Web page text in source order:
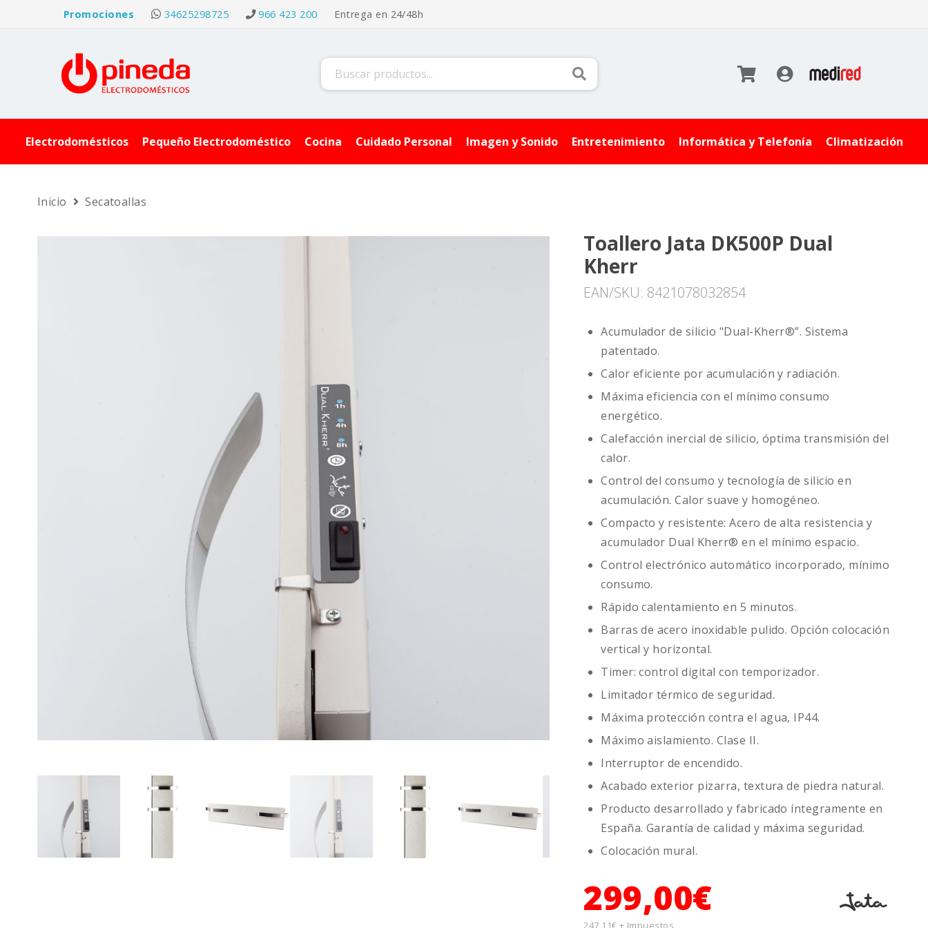
Promociones 34625298725 966 423 200 Entrega en 24/48h
Electrodomésticos Pequeño Electrodoméstico Cocina Cuidado Personal Imagen y Sonido Entretenimiento Informática y Telefonía Climatización
Inicio  Secatoallas
Toallero Jata DK500P Dual
Kherr
EAN/SKU: 8421078032854
Acumulador de silicio "Dual-Kherr®”. Sistema
patentado.
Calor eficiente por acumulación y radiación.
Máxima eficiencia con el mínimo consumo
energético.
Calefacción inercial de silicio, óptima transmisión del
calor.
Control del consumo y tecnología de silicio en
acumulación. Calor suave y homogéneo.
Compacto y resistente: Acero de alta resistencia y
acumulador Dual Kherr® en el mínimo espacio.
Control electrónico automático incorporado, mínimo
consumo.
Rápido calentamiento en 5 minutos.
Barras de acero inoxidable pulido. Opción colocación
vertical y horizontal.
Timer: control digital con temporizador.
Limitador térmico de seguridad.
Máxima protección contra el agua, IP44.
Máximo aislamiento. Clase II.
Interruptor de encendido.
Acabado exterior pizarra, textura de piedra natural.
Producto desarrollado y fabricado íntegramente en
España. Garantía de calidad y máxima seguridad.
Colocación mural.
299,00€
247,11€ + Impuestos